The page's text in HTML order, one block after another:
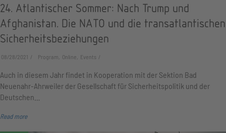
24. Atlantischer Sommer: Nach Trump und
Afghanistan. Die NATO und die transatlantischen
Sicherheitsbeziehungen
08/28/2021 Program, Online, Events
Auch in diesem Jahr findet in Kooperation mit der Sektion Bad
Neuenahr-Ahrweiler der Gesellschaft für Sicherheitspolitik und der
Deutschen…
Read more